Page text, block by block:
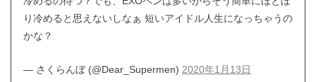
り冷めると思えないしなぁ 短いアイドル人生になっちゃうの
かな？
— さくらんぼ (@Dear_Supermen) 2020年1月13日